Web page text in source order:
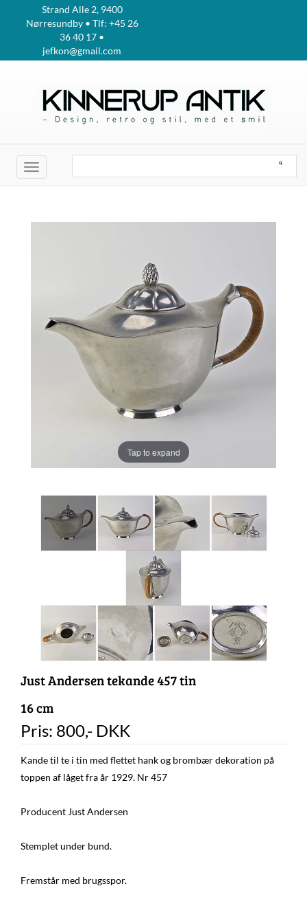
Strand Alle 2, 9400
Nørresundby • Tlf: +45 26
36 40 17 •
jefkon@gmail.com
Toggle
navigation
Tap to expand
Just Andersen tekande 457 tin
16 cm
Pris: 800,- DKK
Kande til te i tin med flettet hank og brombær dekoration på
toppen af låget fra år 1929. Nr 457
Producent Just Andersen
Stemplet under bund.
Fremstår med brugsspor.